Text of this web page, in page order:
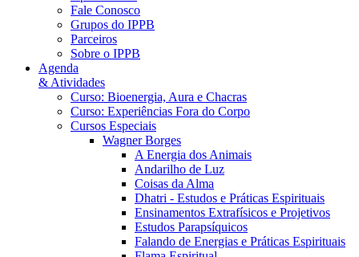
Fale Conosco
Grupos do IPPB
Parceiros
Sobre o IPPB
Agenda
& Atividades
Curso: Bioenergia, Aura e Chacras
Curso: Experiências Fora do Corpo
Cursos Especiais
Wagner Borges
A Energia dos Animais
Andarilho de Luz
Coisas da Alma
Dhatri - Estudos e Práticas Espirituais
Ensinamentos Extrafísicos e Projetivos
Estudos Parapsíquicos
Falando de Energias e Práticas Espirituais